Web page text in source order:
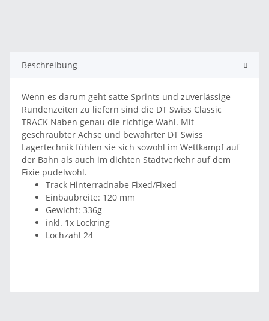
Beschreibung
Wenn es darum geht satte Sprints und zuverlässige
Rundenzeiten zu liefern sind die DT Swiss Classic
TRACK Naben genau die richtige Wahl. Mit
geschraubter Achse und bewährter DT Swiss
Lagertechnik fühlen sie sich sowohl im Wettkampf auf
der Bahn als auch im dichten Stadtverkehr auf dem
Fixie pudelwohl.
Track Hinterradnabe Fixed/Fixed
Einbaubreite: 120 mm
Gewicht: 336g
inkl. 1x Lockring
Lochzahl 24